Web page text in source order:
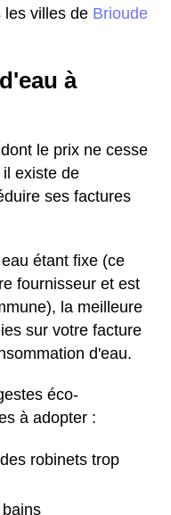
les villes de Brioude
à
le prix ne cesse
existe de
ses factures
étant fixe (ce
fournisseur et est
la meilleure
sur votre facture
d'eau.
éco-
à adopter :
robinets trop